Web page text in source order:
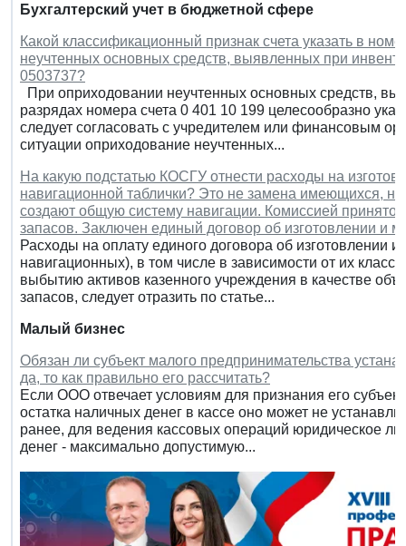
Бухгалтерский учет в бюджетной сфере
Какой классификационный признак счета указать в
неучтенных основных средств, выявленных при
0503737?
При оприходовании неучтенных основных средств,
разрядах номера счета 0 401 10 199 целесообразно
следует согласовать с учредителем или финансовым
ситуации оприходование неучтенных...
На какую подстатью КОСГУ отнести расходы на
навигационной таблички? Это не замена имеющихся,
создают общую систему навигации. Комиссией принято
запасов. Заключен единый договор об изготовлении и
Расходы на оплату единого договора об изготовлении
навигационных), в том числе в зависимости от их
выбытию активов казенного учреждения в качестве
запасов, следует отразить по статье...
Малый бизнес
Обязан ли субъект малого предпринимательства
да, то как правильно его рассчитать?
Если ООО отвечает условиям для признания его
остатка наличных денег в кассе оно может не
ранее, для ведения кассовых операций юридическое
денег - максимально допустимую...